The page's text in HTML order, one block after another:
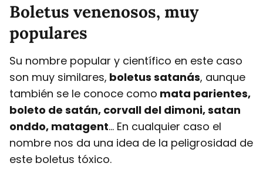
Boletus venenosos, muy
populares
Su nombre popular y científico en este caso
son muy similares, boletus satanás, aunque
también se le conoce como mata parientes,
boleto de satán, corvall del dimoni, satan
onddo, matagent… En cualquier caso el
nombre nos da una idea de la peligrosidad de
este boletus tóxico.